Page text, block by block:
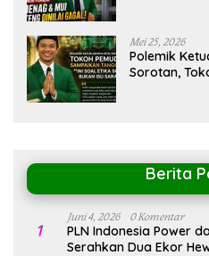
Mei 25, 2026
Polemik
Sorotan,
Berita
1
Juni 4, 2026 0 Komentar
PLN Indonesia Power
Serahkan Dua Ekor